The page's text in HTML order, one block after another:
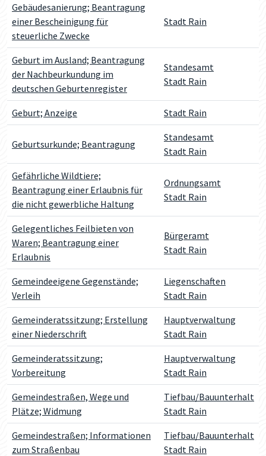
Gebäudesanierung; Beantragung
einer Bescheinigung für
steuerliche Zwecke
Stadt Rain
Geburt im Ausland; Beantragung
der Nachbeurkundung im
deutschen Geburtenregister
Standesamt
Stadt Rain
Geburt; Anzeige Stadt Rain
Geburtsurkunde; Beantragung
Standesamt
Stadt Rain
Gefährliche Wildtiere;
Beantragung einer Erlaubnis für
die nicht gewerbliche Haltung
Ordnungsamt
Stadt Rain
Gelegentliches Feilbieten von
Waren; Beantragung einer
Erlaubnis
Bürgeramt
Stadt Rain
Gemeindeeigene Gegenstände;
Verleih
Liegenschaften
Stadt Rain
Gemeinderatssitzung; Erstellung
einer Niederschrift
Hauptverwaltung
Stadt Rain
Gemeinderatssitzung;
Vorbereitung
Hauptverwaltung
Stadt Rain
Gemeindestraßen, Wege und
Plätze; Widmung
Tiefbau/Bauunterhalt
Stadt Rain
Gemeindestraßen; Informationen
zum Straßenbau
Tiefbau/Bauunterhalt
Stadt Rain